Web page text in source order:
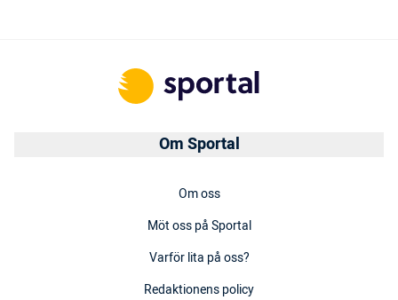
Om Sportal
Om oss
Möt oss på Sportal
Varför lita på oss?
Redaktionens policy